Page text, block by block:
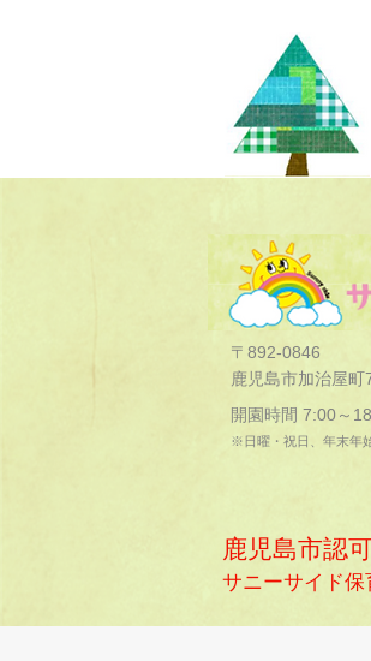
〒892-0846
鹿児島市加治屋町
開園時間 7:00～
※日曜・祝日、年末年
鹿児島市認
サニーサイド保